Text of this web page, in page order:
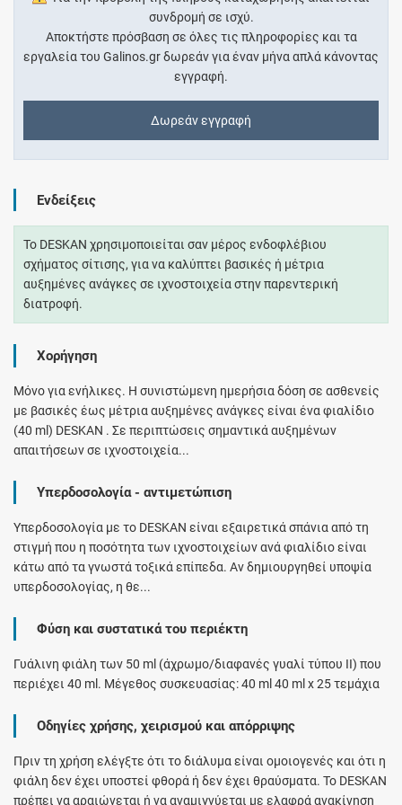
συνδρομή σε ισχύ.
Αποκτήστε πρόσβαση σε όλες τις πληροφορίες και τα
εργαλεία του Galinos.gr δωρεάν για έναν μήνα απλά κάνοντας
εγγραφή.
Δωρεάν εγγραφή
Ενδείξεις
Το DESKAN χρησιμοποιείται σαν μέρος ενδοφλέβιου
σχήματος σίτισης, για να καλύπτει βασικές ή μέτρια
αυξημένες ανάγκες σε ιχνοστοιχεία στην παρεντερική
διατροφή.
Χορήγηση
Μόνο για ενήλικες. Η συνιστώμενη ημερήσια δόση σε ασθενείς
με βασικές έως μέτρια αυξημένες ανάγκες είναι ένα φιαλίδιο
(40 ml) DESKAN . Σε περιπτώσεις σημαντικά αυξημένων
απαιτήσεων σε ιχνοστοιχεία...
Υπερδοσολογία - αντιμετώπιση
Υπερδοσολογία με το DESKAN είναι εξαιρετικά σπάνια από τη
στιγμή που η ποσότητα των ιχνοστοιχείων ανά φιαλίδιο είναι
κάτω από τα γνωστά τοξικά επίπεδα. Αν δημιουργηθεί υποψία
υπερδοσολογίας, η θε...
Φύση και συστατικά του περιέκτη
Γυάλινη φιάλη των 50 ml (άχρωμο/διαφανές γυαλί τύπου ΙΙ) που
περιέχει 40 ml. Μέγεθος συσκευασίας: 40 ml 40 ml x 25 τεμάχια
Οδηγίες χρήσης, χειρισμού και απόρριψης
Πριν τη χρήση ελέγξτε ότι το διάλυμα είναι ομοιογενές και ότι η
φιάλη δεν έχει υποστεί φθορά ή δεν έχει θραύσματα. Το DESKAN
πρέπει να αραιώνεται ή να αναμιγνύεται με ελαφρά ανακίνηση